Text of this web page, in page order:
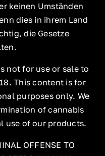
keinen Umständen
dies in ihrem Land
die Gesetze
not for use or sale to
This content is for
purposes only. We
of cannabis
use of our products.
OFFENSE TO